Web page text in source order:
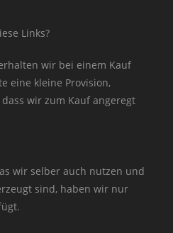
Links?
wir bei einem Kauf
eine kleine Provision,
wir zum Kauf angeregt
wir selber auch nutzen und
sind, haben wir nur